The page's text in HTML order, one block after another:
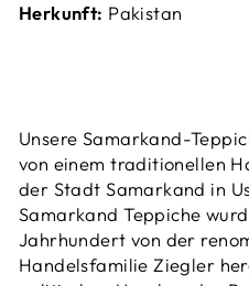
Herkunft: Pakistan
Unsere Samarkand-
von einem traditionellen
der Stadt Samarkand in
Samarkand Teppiche
Jahrhundert von der
Handelsfamilie Ziegler